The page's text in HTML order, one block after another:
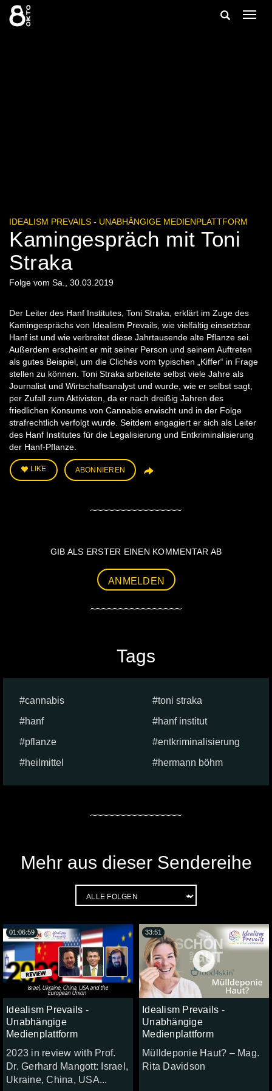
Zum
Inhalt
springen
Suche
IDEALISM PREVAILS - UNABHÄNGIGE MEDIENPLATTFORM
Kamingespräch mit Toni
Straka
Folge vom Sa., 30.03.2019
Der Leiter des Hanf Institutes, Toni Straka, erklärt im Zuge des
Kamingesprächs von Idealism Prevails, wie vielfältig einsetzbar
Hanf ist und wie verbreitet diese Jahrtausende alte Pflanze sei.
Außerdem erscheint er mit seiner Person und seinem Auftreten
als gutes Beispiel, um die Clichés vom typischen „Kiffer“ in Frage
stellen zu können. Toni Straka arbeitete selbst viele Jahre als
Journalist und Wirtschaftsanalyst und wurde, wie er selbst sagt,
per Zufall zum Aktivisten, da er nach dreißig Jahren des
friedlichen Konsums von Cannabis erwischt und in der Folge
strafrechtlich verfolgt wurde. Seitdem engagiert er sich als Leiter
des Hanf Institutes für die Legalisierung und Entkriminalisierung
der Hanf-Pflanze.
LIKE ABONNIEREN
GIB ALS ERSTER EINEN KOMMENTAR AB
ANMELDEN
Tags
cannabis
toni straka
hanf
hanf institut
pflanze
entkriminalisierung
heilmittel
hermann böhm
Mehr aus dieser Sendereihe
Idealism Prevails -
Unabhängige
Medienplattform
2023 in review with Prof.
Dr. Gerhard Mangott: Israel,
Ukraine, China, USA...
01:06:59
Idealism Prevails -
Unabhängige
Medienplattform
Mülldeponie Haut? – Mag.
Rita Davidson
33:51